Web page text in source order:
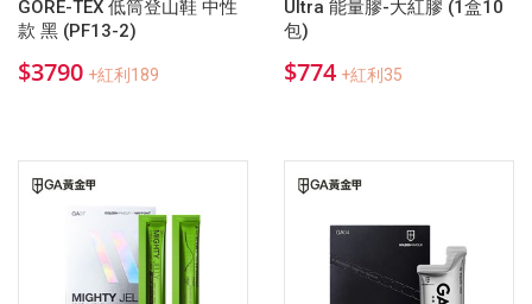
GORE-TEX 低筒登山鞋 中性
款 黑 (PF13-2)
$3790 +紅利189
Ultra 能量膠-大紅膠 (1盒10
包)
$774 +紅利35